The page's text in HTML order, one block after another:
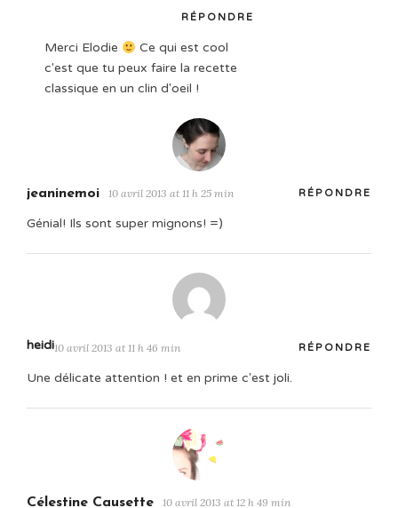
RÉPONDRE
Merci Elodie
Ce qui est cool
c'est que tu peux faire la recette
classique en un clin d'oeil !
jeaninemoi 10 avril 2013 at 11 h 25 min RÉPONDRE
Génial! Ils sont super mignons! =)
heidi10 avril 2013 at 11 h 46 min RÉPONDRE
Une délicate attention ! et en prime c'est joli.
Célestine Causette 10 avril 2013 at 12 h 49 min